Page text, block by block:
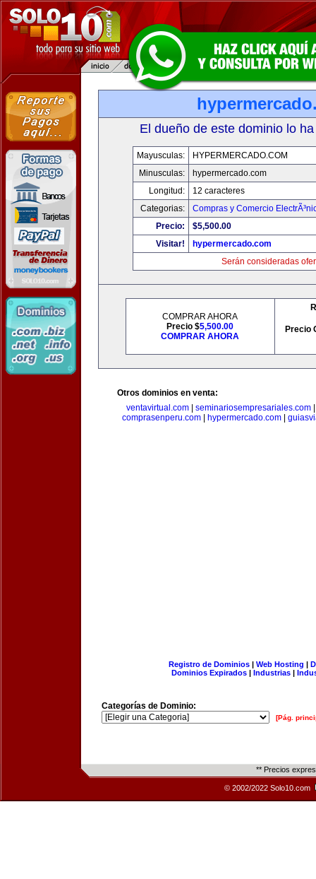
El dueño de este dominio lo
Mayusculas:
HYPERMERCADO.COM
Minusculas:
hypermercado.com
Longitud:
12 caracteres
Categorias:
Compras y Comercio
Precio:
$5,500.00
Visitar!
hypermercado.com
Serán consideradas
COMPRAR AHORA
Precio $5,500.00
COMPRAR AHORA
Precio
Otros dominios en venta:
ventavirtual.com
seminariosempresariales.com
comprasenperu.com
hypermercado.com
Registro de Dominios| Web Hosting |
Dominios Expirados | Industrias |
Categorías de Dominio:
[Pág.
** Precios
© 2002/2022 Solo10.com